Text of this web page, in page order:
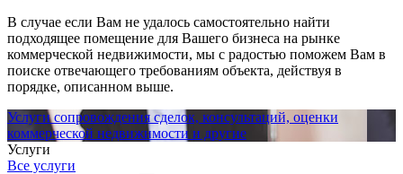
В случае если Вам не удалось самостоятельно найти
подходящее помещение для Вашего бизнеса на рынке
коммерческой недвижимости, мы с радостью поможем Вам в
поиске отвечающего требованиям объекта, действуя в
порядке, описанном выше.
Услуги сопровождения сделок, консультаций, оценки
коммерческой недвижимости и другие
Услуги
Все услуги